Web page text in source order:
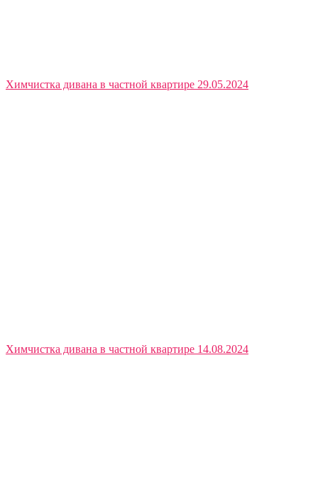
Химчистка дивана в частной квартире 29.05.2024
Химчистка дивана в частной квартире 14.08.2024